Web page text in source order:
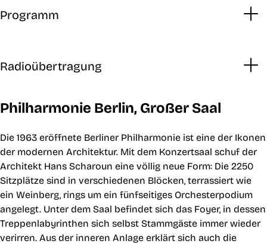
Programm
Radioübertragung
Philharmonie Berlin, Großer Saal
Die 1963 eröffnete Berliner Philharmonie ist eine der Ikonen
der modernen Architektur. Mit dem Konzertsaal schuf der
Architekt Hans Scharoun eine völlig neue Form: Die 2250
Sitzplätze sind in verschiedenen Blöcken, terrassiert wie
ein Weinberg, rings um ein fünfseitiges Orchesterpodium
angelegt. Unter dem Saal befindet sich das Foyer, in dessen
Treppenlabyrinthen sich selbst Stammgäste immer wieder
verirren. Aus der inneren Anlage erklärt sich auch die